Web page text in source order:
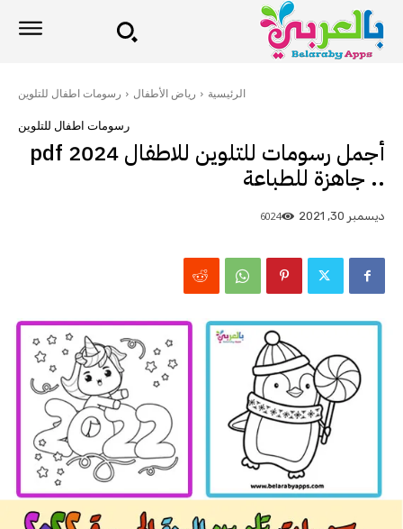
الرئيسية رياض الأطفال رسومات اطفال للتلوين
رسومات اطفال للتلوين
أجمل رسومات للتلوين للاطفال 2024 pdf
.. جاهزة للطباعة
ديسمبر 30, 2021 6024